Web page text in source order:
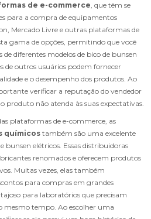
de e-commerce, que têm se
para a compra de equipamentos
Mercado Livre e outras plataformas de
gama de opções, permitindo que você
diferentes modelos de bico de bunsen
de outros usuários podem fornecer
e o desempenho dos produtos. Ao
verificar a reputação do vendedor
produto não atenda às suas expectativas.
plataformas de e-commerce, as
químicostambém são uma excelente
bunsen elétricos. Essas distribuidoras
renomados e oferecem produtos
Muitas vezes, elas também
para compras em grandes
para laboratórios que precisam
mesmo tempo. Ao escolher uma